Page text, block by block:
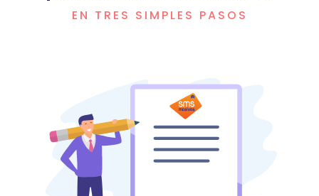
EN TRES SIMPLES PASOS